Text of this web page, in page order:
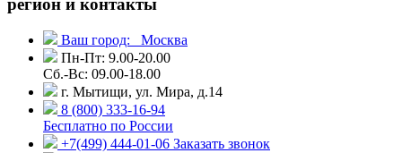
Ваш город:
Москва
Пн-Пт: 9.00-20.00
Сб.-Вс: 09.00-18.00
г. Мытищи, ул. Мира, д.14
8 (800) 333-16-94
Бесплатно по России
+7(499) 444-01-06 Заказать звонок